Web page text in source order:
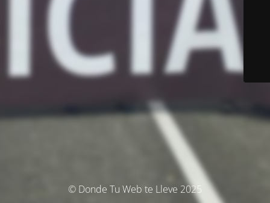
© Donde Tu Web te Lleve 2025